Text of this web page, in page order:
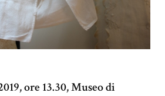
ore 13.30, Museo di